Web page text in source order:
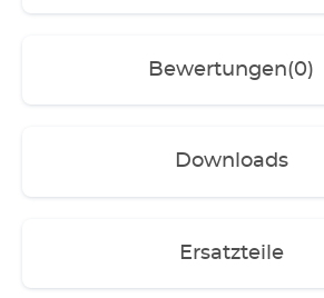
3 Jahre Garantie
Bewertungen(0)
Downloads
Ersatzteile